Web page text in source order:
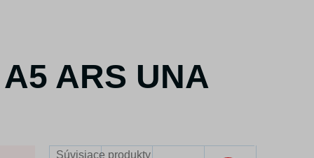
ARS UNA
Súvisiace produkty